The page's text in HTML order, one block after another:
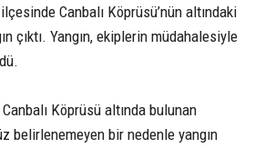
Canbalı Köprüsü’nün altındaki
çıktı. Yangın, ekiplerin müdahalesiyle
Köprüsü altında bulunan
belirlenemeyen bir nedenle yangın